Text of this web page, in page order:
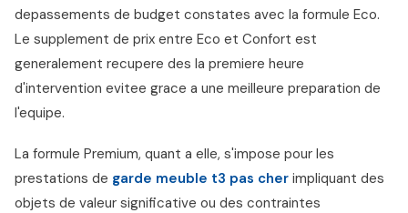
depassements de budget constates avec la formule Eco.
Le supplement de prix entre Eco et Confort est
generalement recupere des la premiere heure
d'intervention evitee grace a une meilleure preparation de
l'equipe.
La formule Premium, quant a elle, s'impose pour les
prestations de garde meuble t3 pas cher impliquant des
objets de valeur significative ou des contraintes